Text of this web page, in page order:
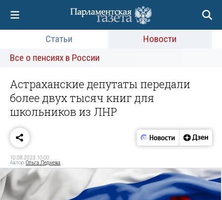
Статьи
Новости
Все о пенсиях в России
Астраханские депутаты передали
более двух тысяч книг для
школьников из ЛНР
10.08.2023 10:00
Автор:Ольга Леднева